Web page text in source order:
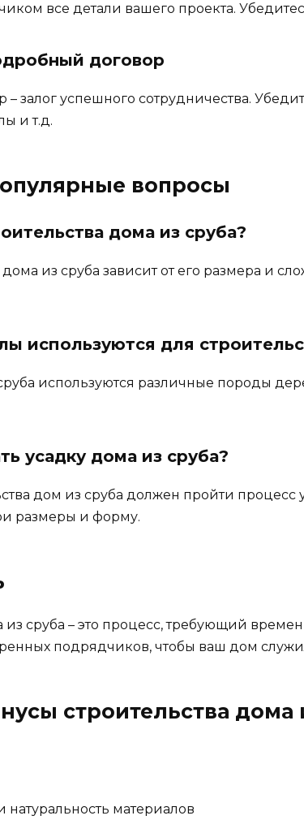
все детали вашего проекта.
договор
залог успешного сотрудничества.
и т.д.
вопросы
дома из сруба?
из сруба зависит от его размера и
используются для
используются различные породы
усадку дома из сруба?
дом из сруба должен пройти
размеры и форму.
из сруба – это процесс, требующий
подрядчиков, чтобы ваш дом
строительства дома
натуральность материалов